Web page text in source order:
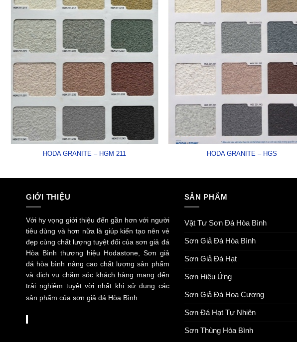
HODA GRANITE – HGM 211 HODA GRANITE – HGS
GIỚI THIỆU
Với hy vọng giới thiệu đến gần hơn với người
tiêu dùng và hơn nữa là giúp kiến tạo nên vẻ
đẹp cùng chất lượng tuyệt đối của sơn giả đá
Hòa Bình thương hiệu Hodastone, Sơn giả
đá hòa bình nâng cao chất lượng sản phẩm
và dịch vụ chăm sóc khách hàng mang đến
trải nghiệm tuyệt vời nhất khi sử dụng các
sản phẩm của sơn giả đá Hòa Bình
SẢN PHẨM
Vật Tư Sơn Đá Hòa Bình
Sơn Giả Đá Hòa Bình
Sơn Giả Đá Hạt
Sơn Hiệu Ứng
Sơn Giả Đá Hoa Cương
Sơn Đá Hạt Tự Nhiên
Sơn Thùng Hòa Bình